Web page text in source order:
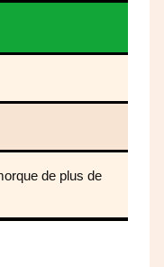
de plus de